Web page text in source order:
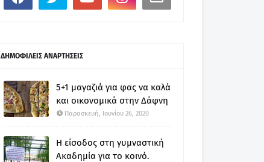
ΔΗΜΟΦΙΛΕΙΣ ΑΝΑΡΤΗΣΕΙΣ
5+1 μαγαζιά για φας να καλά
και οικονομικά στην Δάφνη
Παρασκευή, Ιουνίου 26, 2020
Η είσοδος στη γυμναστική
Ακαδημία για το κοινό.